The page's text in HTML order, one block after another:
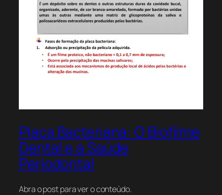
Placa Bacteriana: O Biofilme
Dental e a Saúde
Periodontal
Abra o post para ver o conteúdo.